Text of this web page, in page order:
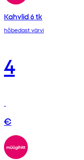
Kahvlid 6 tk
hõbedast värvi
4
€